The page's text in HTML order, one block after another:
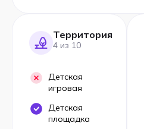
Территория
4 из 10
Детская
игровая
Детская
площадка